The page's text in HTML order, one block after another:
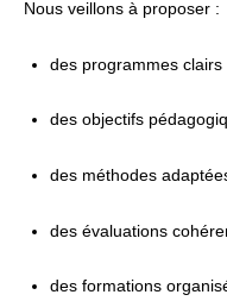
Nous veillons à proposer :
des programmes clairs
des objectifs
des méthodes
des évaluations
des formations